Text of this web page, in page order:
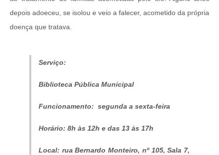
depois adoeceu, se isolou e veio a falecer, acometido da própria
doença que tratava.
Serviço:
Biblioteca Pública Municipal
Funcionamento: segunda a sexta-feira
Horário: 8h às 12h e das 13 às 17h
Local: rua Bernardo Monteiro, nº 105, Sala 7,